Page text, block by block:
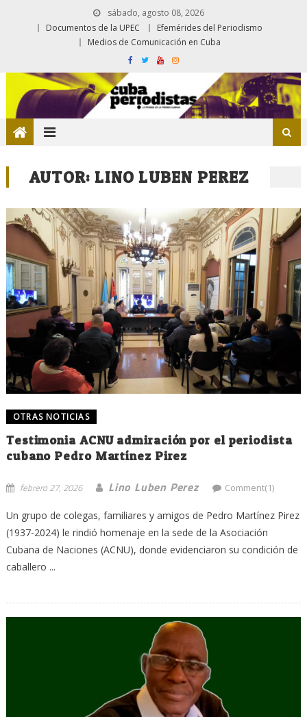
sábado, agosto 08, 2026
Documentos de la UPEC
Efemérides del Periodismo
Medios de Comunicación en Cuba
AUTOR:LINO LUBEN PEREZ
OTRAS NOTICIAS
Testimonia ACNU admiración por el periodista
cubano Pedro Martínez Pirez
febrero 27, 2026 Lino Luben Perez Comment(1)
Un grupo de colegas, familiares y amigos de Pedro Martínez Pirez
(1937-2024) le rindió homenaje en la sede de la Asociación
Cubana de Naciones (ACNU), donde evidenciaron su condición de
caballero ...